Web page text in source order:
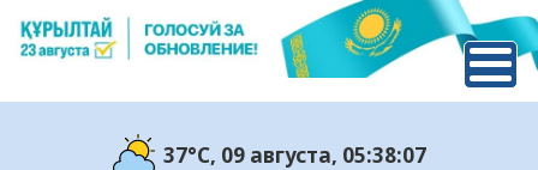
37°C, 09 августа, 05:38:08